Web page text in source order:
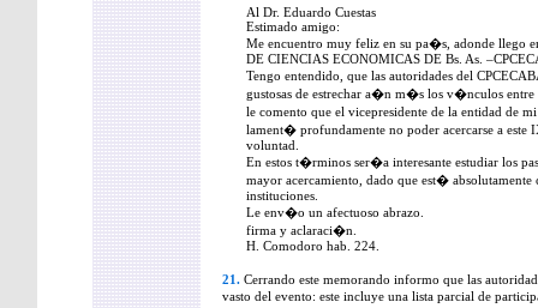
Al Dr. Eduardo Cuestas
Estimado amigo:
Me encuentro muy feliz en su pa�s, adonde llego
DE CIENCIAS ECONOMICAS DE Bs. As.
Tengo entendido, que las autoridades del
gustosas de estrechar a�n m�s los v�nculos
le comento que el vicepresidente de la entidad de
lament� profundamente no poder acercarse a este
voluntad.
En estos t�rminos ser�a interesante estudiar los
mayor acercamiento, dado que est�
instituciones.
Le env�o un afectuoso abrazo.
firma y aclaraci�n.
H. Comodoro hab. 224.
21. Cerrando este memorando informo que las
vasto del evento: este incluye una lista parcial de